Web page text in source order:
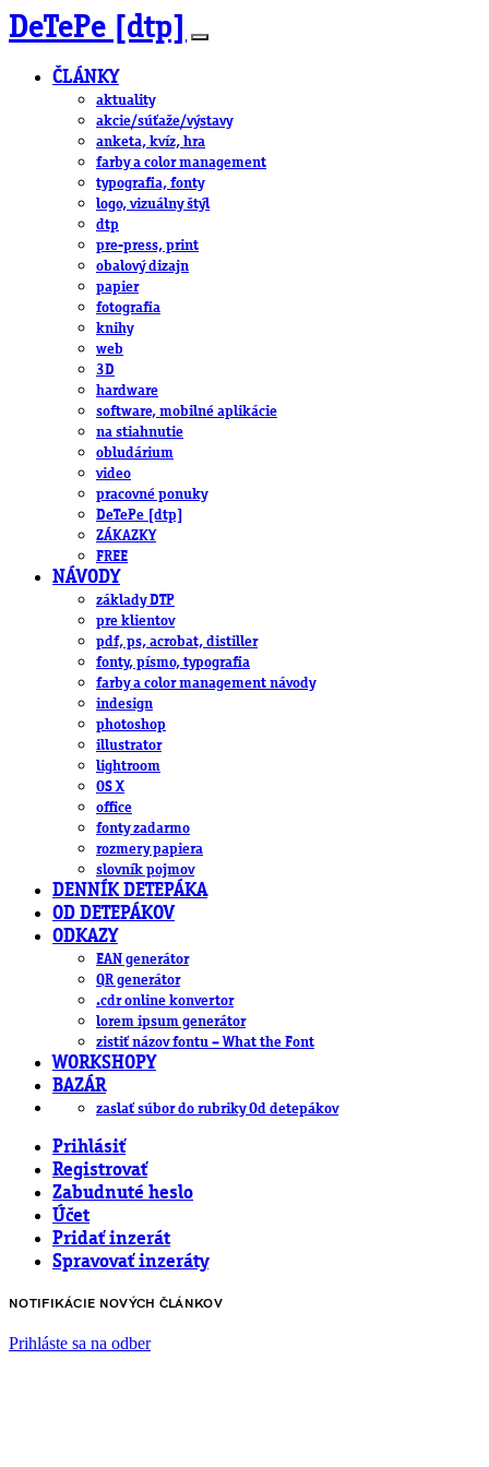
DeTePe [dtp]
ČLÁNKY
aktuality
akcie/súťaže/výstavy
anketa, kvíz, hra
farby a color management
typografia, fonty
logo, vizuálny štýl
dtp
pre-press, print
obalový dizajn
papier
fotografia
knihy
web
3D
hardware
software, mobilné aplikácie
na stiahnutie
obludárium
video
pracovné ponuky
DeTePe [dtp]
ZÁKAZKY
FREE
NÁVODY
základy DTP
pre klientov
pdf, ps, acrobat, distiller
fonty, písmo, typografia
farby a color management návody
indesign
photoshop
illustrator
lightroom
OS X
office
fonty zadarmo
rozmery papiera
slovník pojmov
DENNÍK DETEPÁKA
OD DETEPÁKOV
ODKAZY
EAN generátor
QR generátor
.cdr online konvertor
lorem ipsum generátor
zistiť názov fontu – What the Font
WORKSHOPY
BAZÁR
zaslať súbor do rubriky Od detepákov
Prihlásiť
Registrovať
Zabudnuté heslo
Účet
Pridať inzerát
Spravovať inzeráty
NOTIFIKÁCIE NOVÝCH ČLÁNKOV
Prihláste sa na odber